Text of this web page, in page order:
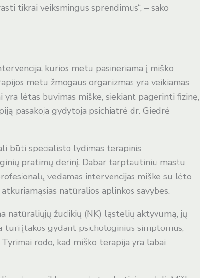
tikrai veiksmingus sprendimus“, – sako
kurios metu pasineriama į miško
metu žmogaus organizmas yra veikiamas
yra lėtas buvimas miške, siekiant pagerinti fizinę,
pasakoja gydytoja psichiatrė dr. Giedrė
būti specialisto lydimas terapinis
pratimų derinį. Dabar tarptautiniu mastu
vedamas intervencijas miške su lėto
natūralios aplinkos savybes.
natūraliųjų žudikių (NK) ląstelių aktyvumą, jų
įtakos gydant psichologinius simptomus,
rodo, kad miško terapija yra labai